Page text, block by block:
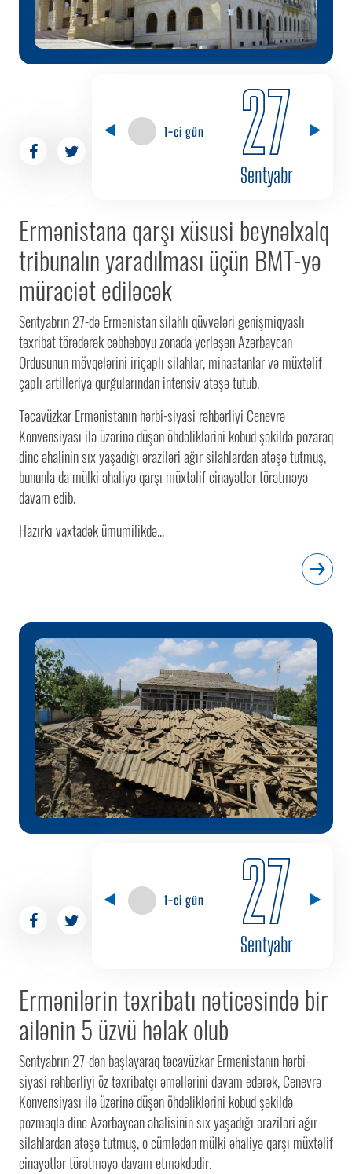
1-ci gün 27
Sentyabr
Ermənistana qarşı xüsusi beynəlxalq
tribunalın yaradılması üçün BMT-yə
müraciət ediləcək
Sentyabrın 27-də Ermənistan silahlı qüvvələri genişmiqyaslı
təxribat törədərək cəbhəboyu zonada yerləşən Azərbaycan
Ordusunun mövqelərini iriçaplı silahlar, minaatanlar və müxtəlif
çaplı artilleriya qurğularından intensiv atəşə tutub.
Təcavüzkar Ermənistanın hərbi-siyasi rəhbərliyi Cenevrə
Konvensiyası ilə üzərinə düşən öhdəliklərini kobud şəkildə pozaraq
dinc əhalinin sıx yaşadığı əraziləri ağır silahlardan atəşə tutmuş,
bununla da mülki əhaliyə qarşı müxtəlif cinayətlər törətməyə
davam edib.
Hazırkı vaxtadək ümumilikdə...
1-ci gün 27
Sentyabr
Ermənilərin təxribatı nəticəsində bir
ailənin 5 üzvü həlak olub
Sentyabrın 27-dən başlayaraq təcavüzkar Ermənistanın hərbi-
siyasi rəhbərliyi öz təxribatçı əməllərini davam edərək, Cenevrə
Konvensiyası ilə üzərinə düşən öhdəliklərini kobud şəkildə
pozmaqla dinc Azərbaycan əhalisinin sıx yaşadığı əraziləri ağır
silahlardan atəşə tutmuş, o cümlədən mülki əhaliyə qarşı müxtəlif
cinayətlər törətməyə davam etməkdədir.